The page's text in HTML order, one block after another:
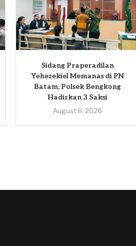
Sidang Praperadilan
Yehezekiel Memanas di PN
Batam, Polsek Bengkong
Hadirkan 3 Saksi
August 6, 2026